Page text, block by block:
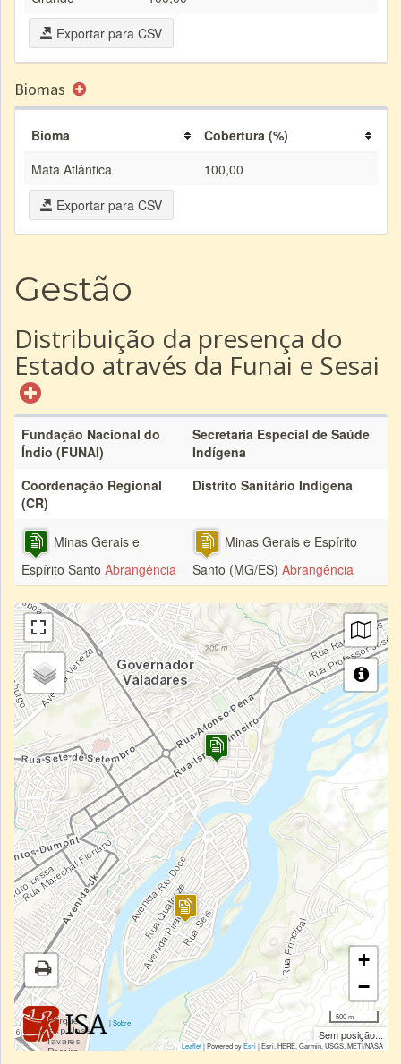
Exportar para CSV
Biomas
Bioma
Cobertura (%)
Mata Atlântica
100,00
Exportar para CSV
Gestão
Distribuição da presença do
Estado através da Funai e Sesai
Fundação Nacional do
Índio (FUNAI)
Secretaria Especial de Saúde
Indígena
Coordenação Regional
(CR)
Distrito Sanitário Indígena
Minas Gerais e
Espírito Santo Abrangência
Minas Gerais e Espírito
Santo (MG/ES) Abrangência
|Sobre
+
−
500 m
Sem posição...
Leaflet| Powered byEsri|Esri, HERE, Garmin, USGS, METI/NASA